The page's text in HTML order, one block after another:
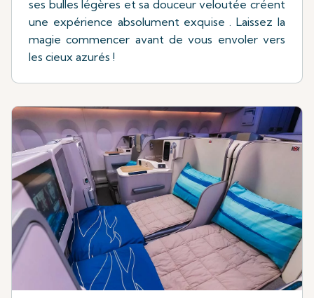
ses bulles légères et sa douceur veloutée créent
une expérience absolument exquise . Laissez la
magie commencer avant de vous envoler vers
les cieux azurés !